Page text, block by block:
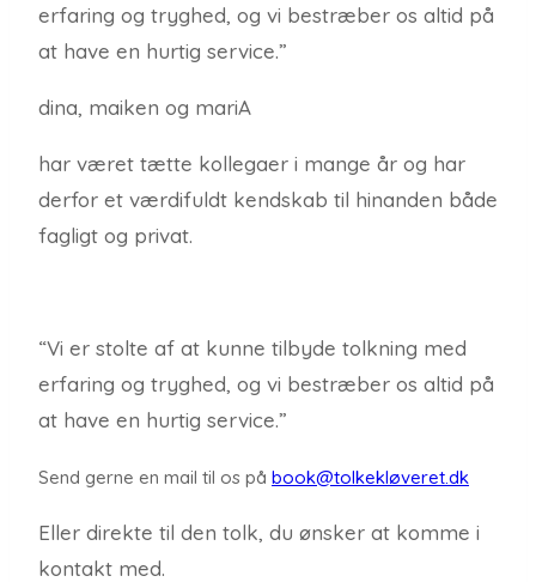
erfaring og tryghed, og vi bestræber os altid på
at have en hurtig service.”
dina, maiken og mariA
har været tætte kollegaer i mange år og har
derfor et værdifuldt kendskab til hinanden både
fagligt og privat.
“Vi er stolte af at kunne tilbyde tolkning med
erfaring og tryghed, og vi bestræber os altid på
at have en hurtig service.”
Send gerne en mail til os på book@tolkekløveret.dk
Eller direkte til den tolk, du ønsker at komme i
kontakt med.